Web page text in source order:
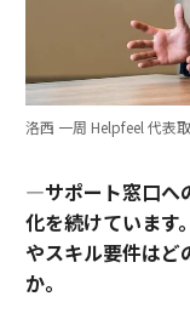
洛西 一周 Helpfeel 代表
―サポート窓口へ
化を続けています
やスキル要件はど
か。